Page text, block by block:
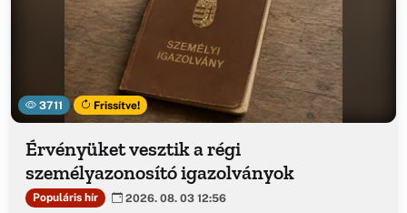
3711 Frissítve!
Érvényüket vesztik a régi
személyazonosító igazolványok
Populáris hír 2026. 08. 03 12:56